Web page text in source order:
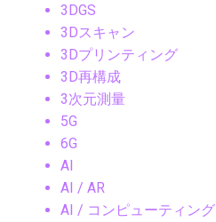
3DGS
3Dスキャン
3Dプリンティング
3D再構成
3次元測量
5G
6G
AI
AI / AR
AI / コンピューティング